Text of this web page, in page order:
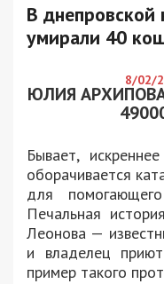
В днепровской
умирали 40
8/02/
ЮЛИЯ
Бывает,
оборачивается
для
Печальная
Леонова —
и владелец
пример такого